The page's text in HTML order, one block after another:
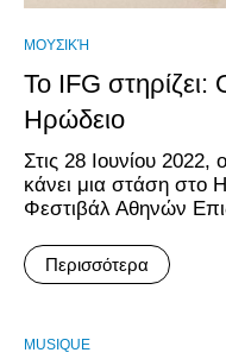
ΜΟΥΣΙΚΉ
Το IFG
Ηρώδειο
Στις 28 Ιουνίου
κάνει μια στάση στο
Φεστιβάλ Αθηνών
Περισσότερα
MUSIQUE